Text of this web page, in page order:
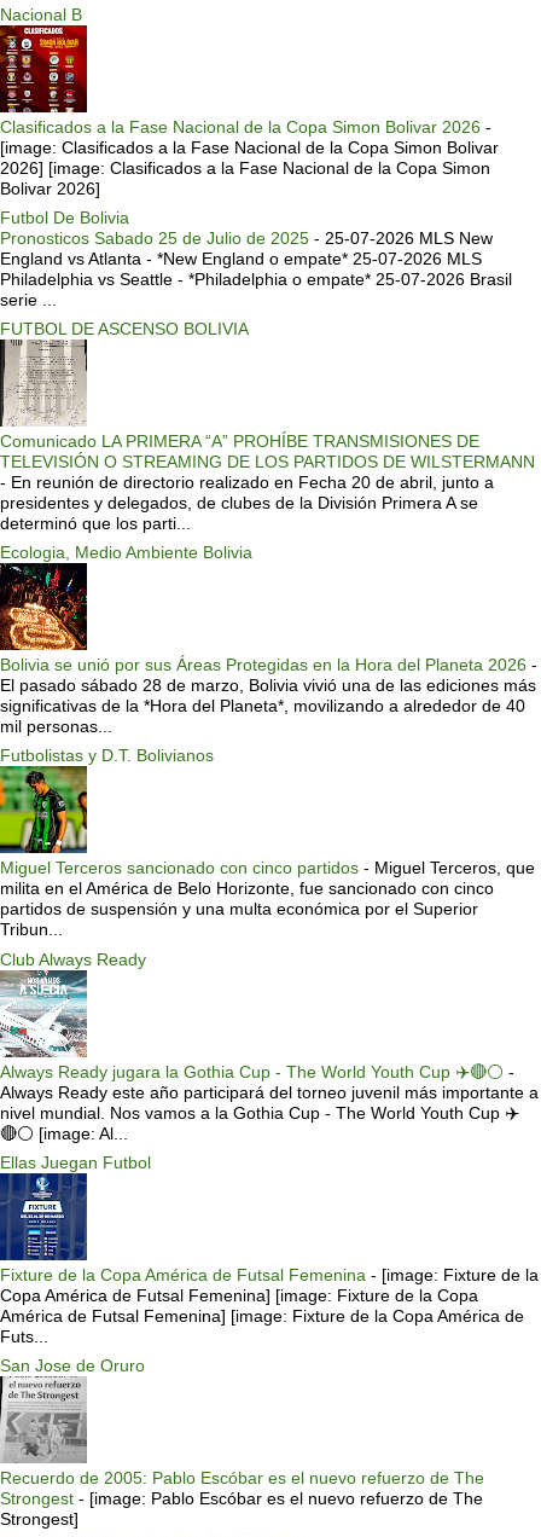
Nacional B
Clasificados a la Fase Nacional de la Copa Simon Bolivar 2026 -
[image: Clasificados a la Fase Nacional de la Copa Simon Bolivar
2026] [image: Clasificados a la Fase Nacional de la Copa Simon
Bolivar 2026]
Futbol De Bolivia
Pronosticos Sabado 25 de Julio de 2025 - 25-07-2026 MLS New
England vs Atlanta - *New England o empate* 25-07-2026 MLS
Philadelphia vs Seattle - *Philadelphia o empate* 25-07-2026 Brasil
serie ...
FUTBOL DE ASCENSO BOLIVIA
Comunicado LA PRIMERA “A” PROHÍBE TRANSMISIONES DE
TELEVISIÓN O STREAMING DE LOS PARTIDOS DE WILSTERMANN
- En reunión de directorio realizado en Fecha 20 de abril, junto a
presidentes y delegados, de clubes de la División Primera A se
determinó que los parti...
Ecologia, Medio Ambiente Bolivia
Bolivia se unió por sus Áreas Protegidas en la Hora del Planeta 2026 -
El pasado sábado 28 de marzo, Bolivia vivió una de las ediciones más
significativas de la *Hora del Planeta*, movilizando a alrededor de 40
mil personas...
Futbolistas y D.T. Bolivianos
Miguel Terceros sancionado con cinco partidos - Miguel Terceros, que
milita en el América de Belo Horizonte, fue sancionado con cinco
partidos de suspensión y una multa económica por el Superior
Tribun...
Club Always Ready
Always Ready jugara la Gothia Cup - The World Youth Cup ✈️🔴⚪️ -
Always Ready este año participará del torneo juvenil más importante a
nivel mundial. Nos vamos a la Gothia Cup - The World Youth Cup ✈️
🔴⚪️ [image: Al...
Ellas Juegan Futbol
Fixture de la Copa América de Futsal Femenina - [image: Fixture de la
Copa América de Futsal Femenina] [image: Fixture de la Copa
América de Futsal Femenina] [image: Fixture de la Copa América de
Futs...
San Jose de Oruro
Recuerdo de 2005: Pablo Escóbar es el nuevo refuerzo de The
Strongest - [image: Pablo Escóbar es el nuevo refuerzo de The
Strongest]